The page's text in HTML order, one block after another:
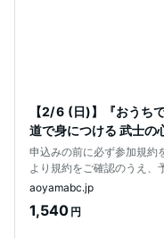
【2/ 6 (日)】『おうち
道で身につける 武士の
ト ( 司会進行：
申込みの前に必ず参加規約
より規約をご確認のうえ、
aoyamabc.jp
1,540 円